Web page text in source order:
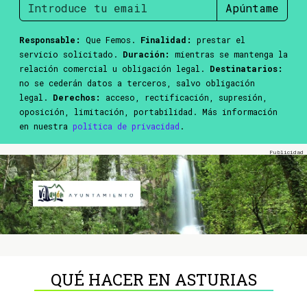
Apúntame
Responsable: Que Femos. Finalidad:
prestar el
servicio solicitado. Duración:
mientras se mantenga la
relación comercial u obligación legal. Destinatarios:
no se cederán datos a terceros, salvo obligación
legal. Derechos:
acceso, rectificación, supresión,
oposición, limitación, portabilidad. Más información
en nuestra política de privacidad .
QUÉ HACER EN ASTURIAS